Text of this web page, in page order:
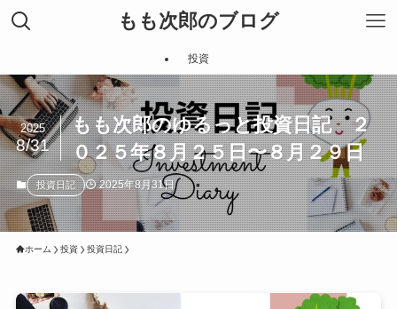
もも次郎のブログ
投資
もも次郎のゆるっと投資日記 ２
０２５年８月２５日〜８月２９日
2025
8/31
投資日記 2025年8月31日
ホーム 投資 投資日記